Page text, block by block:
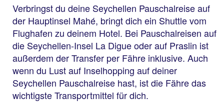
Verbringst du deine Seychellen Pauschalreise auf
der Hauptinsel Mahé, bringt dich ein Shuttle vom
Flughafen zu deinem Hotel. Bei Pauschalreisen auf
die Seychellen-Insel La Digue oder auf Praslin ist
außerdem der Transfer per Fähre inklusive. Auch
wenn du Lust auf Inselhopping auf deiner
Seychellen Pauschalreise hast, ist die Fähre das
wichtigste Transportmittel für dich.